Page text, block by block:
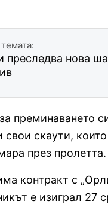
преследва нова
преминаването
свои скаути,
през пролетта.
контракт с
е изиграл 27